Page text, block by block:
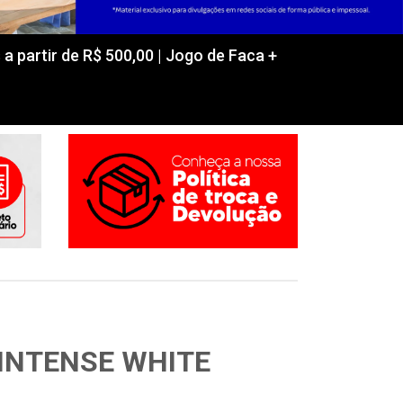
partir de R$ 500,00 | Jogo de Faca +
WHITE